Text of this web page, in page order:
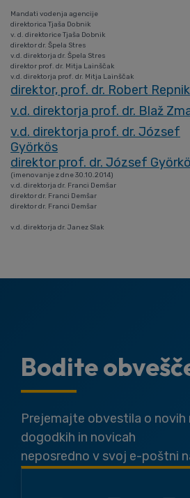
Mandati vodenja agencije
direktorica Tjaša Dobnik
v. d. direktorice Tjaša Dobnik
direktor dr. Špela Stres
v.d. direktorja dr. Špela Stres
direktor prof. dr. Mitja Lainščak
v.d. direktorja prof. dr. Mitja Lainščak
direktor, prof. dr. Robert Repnik
v.d. direktorja prof. dr. Blaž
v.d. direktorja prof. dr. József
Györkös
direktor prof. dr. József
(imenovanje z dne 30.10.2014)
v.d. direktorja dr. Franci Demšar
direktor dr. Franci Demšar
direktor dr. Franci Demšar
v.d. direktorja dr. Janez Slak
Bodite
Prejemajte obvestila o novih
dogodkih in novicah
neposredno v svoj e-poštni